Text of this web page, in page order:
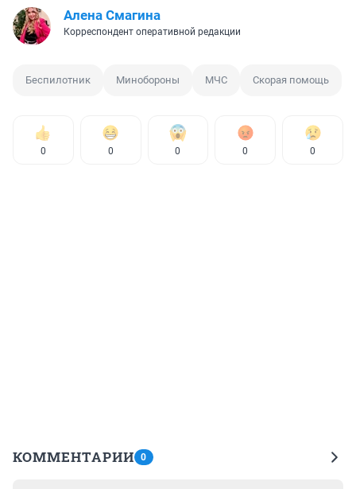
Алена Смагина
Корреспондент оперативной редакции
Беспилотник Минобороны МЧС Скорая помощь
0 0 0 0 0
КОММЕНТАРИИ 0